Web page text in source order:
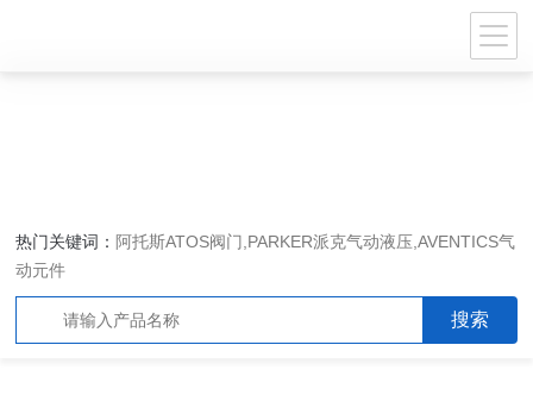
热门关键词： 阿托斯ATOS阀门,PARKER派克气动液压,AVENTICS气
动元件